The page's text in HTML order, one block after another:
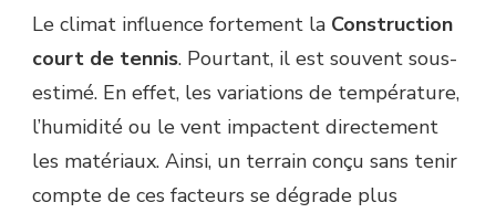
Le climat influence fortement la Construction
court de tennis. Pourtant, il est souvent sous-
estimé. En effet, les variations de température,
l’humidité ou le vent impactent directement
les matériaux. Ainsi, un terrain conçu sans tenir
compte de ces facteurs se dégrade plus